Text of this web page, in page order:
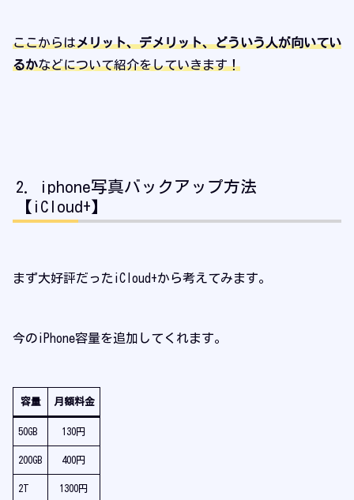
ここからはメリット、デメリット、どういう人が向いてい
るかなどについて紹介をしていきます！
iphone写真バックアップ方法
【iCloud+】
まず大好評だったiCloud+から考えてみます。
今のiPhone容量を追加してくれます。
容量 月額料金
50GB 130円
200GB 400円
2T 1300円